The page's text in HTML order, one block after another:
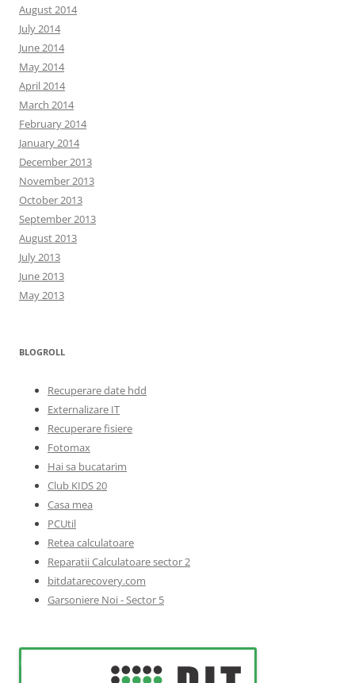
August 2014
July 2014
June 2014
May 2014
April 2014
March 2014
February 2014
January 2014
December 2013
November 2013
October 2013
September 2013
August 2013
July 2013
June 2013
May 2013
BLOGROLL
Recuperare date hdd
Externalizare IT
Recuperare fisiere
Fotomax
Hai sa bucatarim
Club KIDS 20
Casa mea
PCUtil
Retea calculatoare
Reparatii Calculatoare sector 2
bitdatarecovery.com
Garsoniere Noi - Sector 5